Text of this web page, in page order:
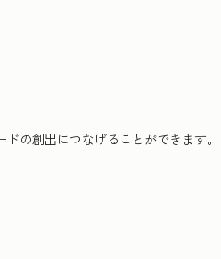
の創出につなげることができます。